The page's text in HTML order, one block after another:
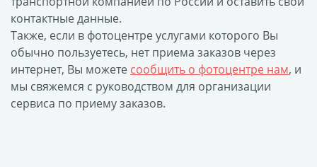
документов
Брелок Госномер
Кухонные
принадлежности
Фото на стеклянной
контактные данные.
Также, если в фотоцентре услугами которого Вы
обычно пользуетесь, нет приема заказов через
интернет, Вы можете сообщить о фотоцентре нам, и
мы свяжемся с руководством для организации
сервиса по приему заказов.